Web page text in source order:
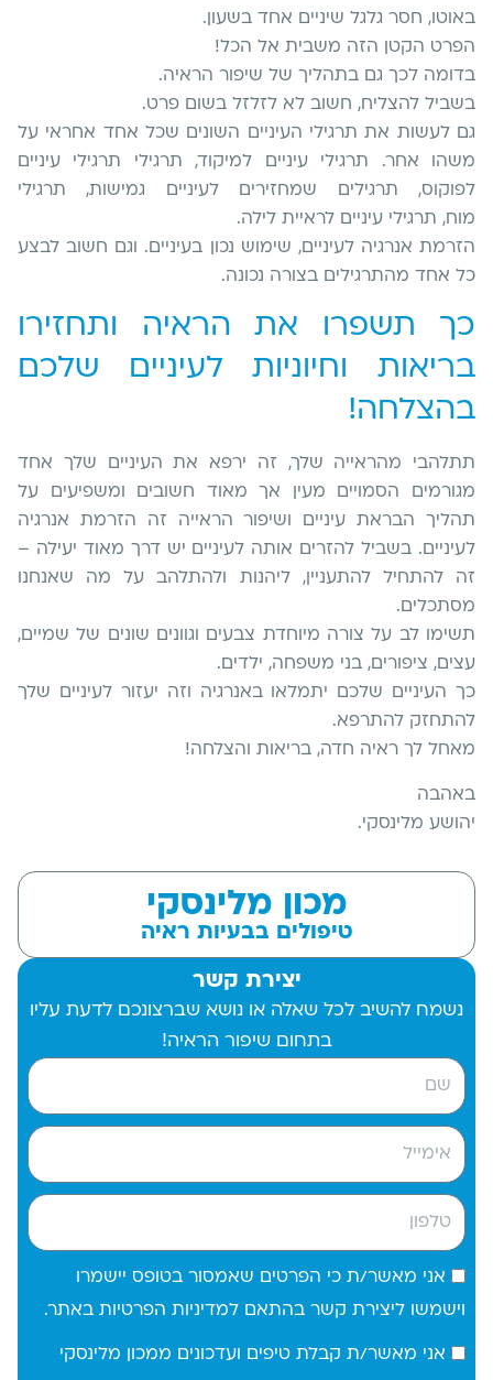
באוטו, חסר גלגל שיניים אחד בשעון.
הפרט הקטן הזה משבית אל הכל!
בדומה לכך גם בתהליך של שיפור הראיה.
בשביל להצליח, חשוב לא לזלזל בשום פרט.
גם לעשות את תרגילי העיניים השונים שכל אחד אחראי על
משהו אחר. תרגילי עיניים למיקוד, תרגילי תרגילי עיניים
לפוקוס, תרגילים שמחזירים לעיניים גמישות, תרגילי
מוח, תרגילי עיניים לראיית לילה.
הזרמת אנרגיה לעיניים, שימוש נכון בעיניים. וגם חשוב לבצע
כל אחד מהתרגילים בצורה נכונה.
כך תשפרו את הראיה ותחזירו
בריאות וחיוניות לעיניים שלכם
בהצלחה!
תתלהבי מהראייה שלך, זה ירפא את העיניים שלך אחד
מגורמים הסמויים מעין אך מאוד חשובים ומשפיעים על
תהליך הבראת עיניים ושיפור הראייה זה הזרמת אנרגיה
לעיניים. בשביל להזרים אותה לעיניים יש דרך מאוד יעילה –
זה להתחיל להתעניין, ליהנות ולהתלהב על מה שאנחנו
מסתכלים.
תשימו לב על צורה מיוחדת צבעים וגוונים שונים של שמיים,
עצים, ציפורים, בני משפחה, ילדים.
כך העיניים שלכם יתמלאו באנרגיה וזה יעזור לעיניים שלך
להתחזק להתרפא.
מאחל לך ראיה חדה, בריאות והצלחה!
באהבה
יהושע מלינסקי.
מכון מלינסקי
טיפולים בבעיות ראיה
יצירת קשר
נשמח להשיב לכל שאלה או נושא שברצונכם לדעת עליו
בתחום שיפור הראיה!
אני מאשר/ת כי הפרטים שאמסור בטופס יישמרו
וישמשו ליצירת קשר בהתאם למדיניות הפרטיות באתר.
אני מאשר/ת קבלת טיפים ועדכונים ממכון מלינסקי